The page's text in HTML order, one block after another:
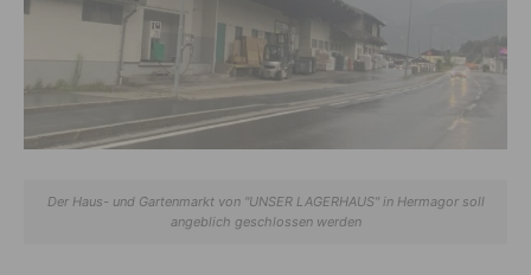
Der Haus- und Gartenmarkt von "UNSER LAGERHAUS" in Hermagor soll
angeblich geschlossen werden